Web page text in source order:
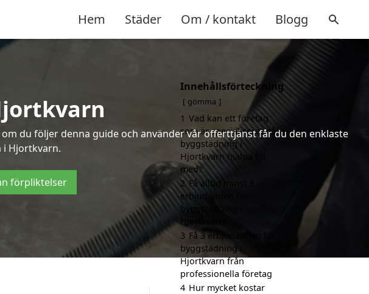
Hem Städer Om / kontakt Blogg
du följer denna guide och använder vår offerttjänst får du den enklaste
i Hjortkvarn.
förpliktelser
Innehållsförteckning
gömma
1 Vad kan ett företag
som är specialiserat på
byggstädning i
Hjortkvarn hjälpa till
med?
2 Få alltid minst 3
erbjudanden för
byggstädning i
3 Få 3 erbjudanden för
byggstädning i
Hjortkvarn från
professionella företag
4 Hur mycket kostar